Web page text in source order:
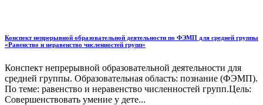
Конспект непрерывной образовательной деятельности по ФЭМП для средней группы
«Равенство и неравенство численностей групп»
Конспект непрерывной образовательной деятельности для
средней группы. Образовательная область: познание (ФЭМП).
По теме: равенство и неравенство численностей групп.Цель:
Совершенствовать умение у дете...